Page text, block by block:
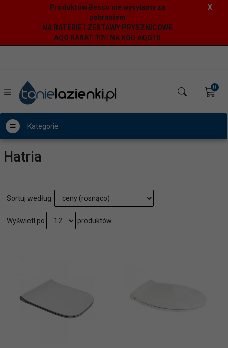
Produktów Besco nie wysyłamy za
pobraniem
NA BATERIE I ZESTAWY PRYSZNICOWE
AQG RABAT 10% NA KOD AQG10
X
0
Kategorie
Hatria
Sortuj według:
Wyświetl po pop produktów